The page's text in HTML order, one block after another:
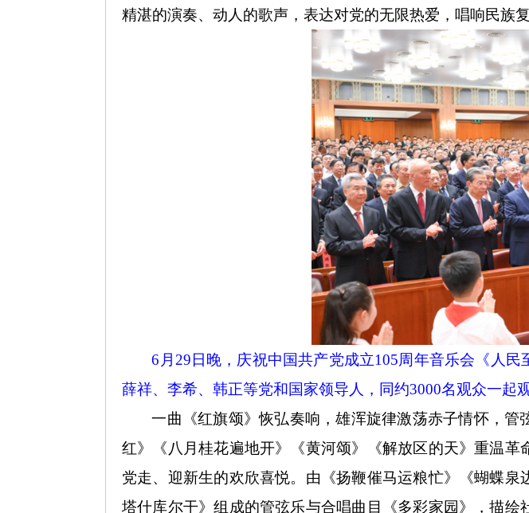
精湛的演奏、动人的歌声，表达对党的无限热爱，唱响民族
6月29日晚，庆祝中国共产党成立105周年音乐会《人
薛祥、李希、韩正等党和国家领导人，同约3000名观众一起
一曲《红旗颂》恢弘奏响，雄浑旋律激荡赤子情怀，
红》《八月桂花遍地开》《黄河颂》《解放区的天》重温
党走、迎新生的欢欣喜悦。由《扬鞭催马运粮忙》《蝴蝶
塔什库尔干》组成的管弦乐与合唱曲目《多彩家园》，描